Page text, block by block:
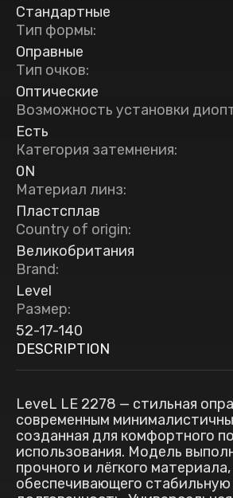
Стандартные
Тип формы:
Оправные
Тип очков:
Оптические
Возможность установки
Есть
Категория затемнения:
0N
Материал линз:
Пластсплав
Country of origin:
Великобритания
Brand:
Level
Размер:
52-17-140
DESCRIPTION
LeveL LE 2278 — стильная
современным
созданная для комфортного
использования. Модель
прочного и лёгкого материала,
обеспечивающего стабильную